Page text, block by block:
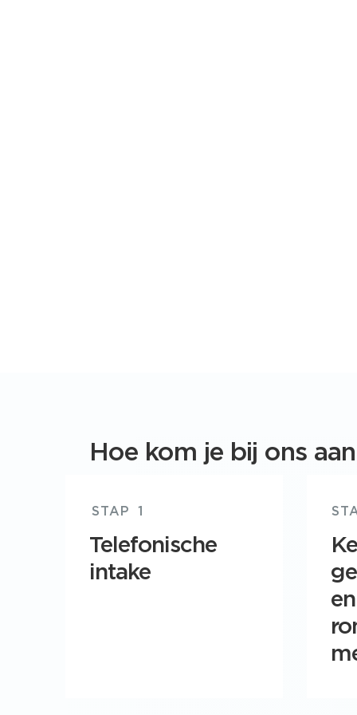
Hoe kom je bij ons
1
Telefonische
intake